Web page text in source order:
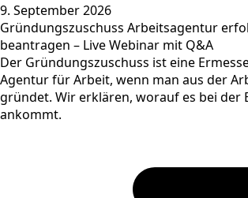
9. September 2026
Gründungszuschuss Arbeitsagentur
beantragen – Live Webinar mit Q&A
Der Gründungszuschuss ist eine
Agentur für Arbeit, wenn man aus der
gründet. Wir erklären, worauf es bei der
ankommt.